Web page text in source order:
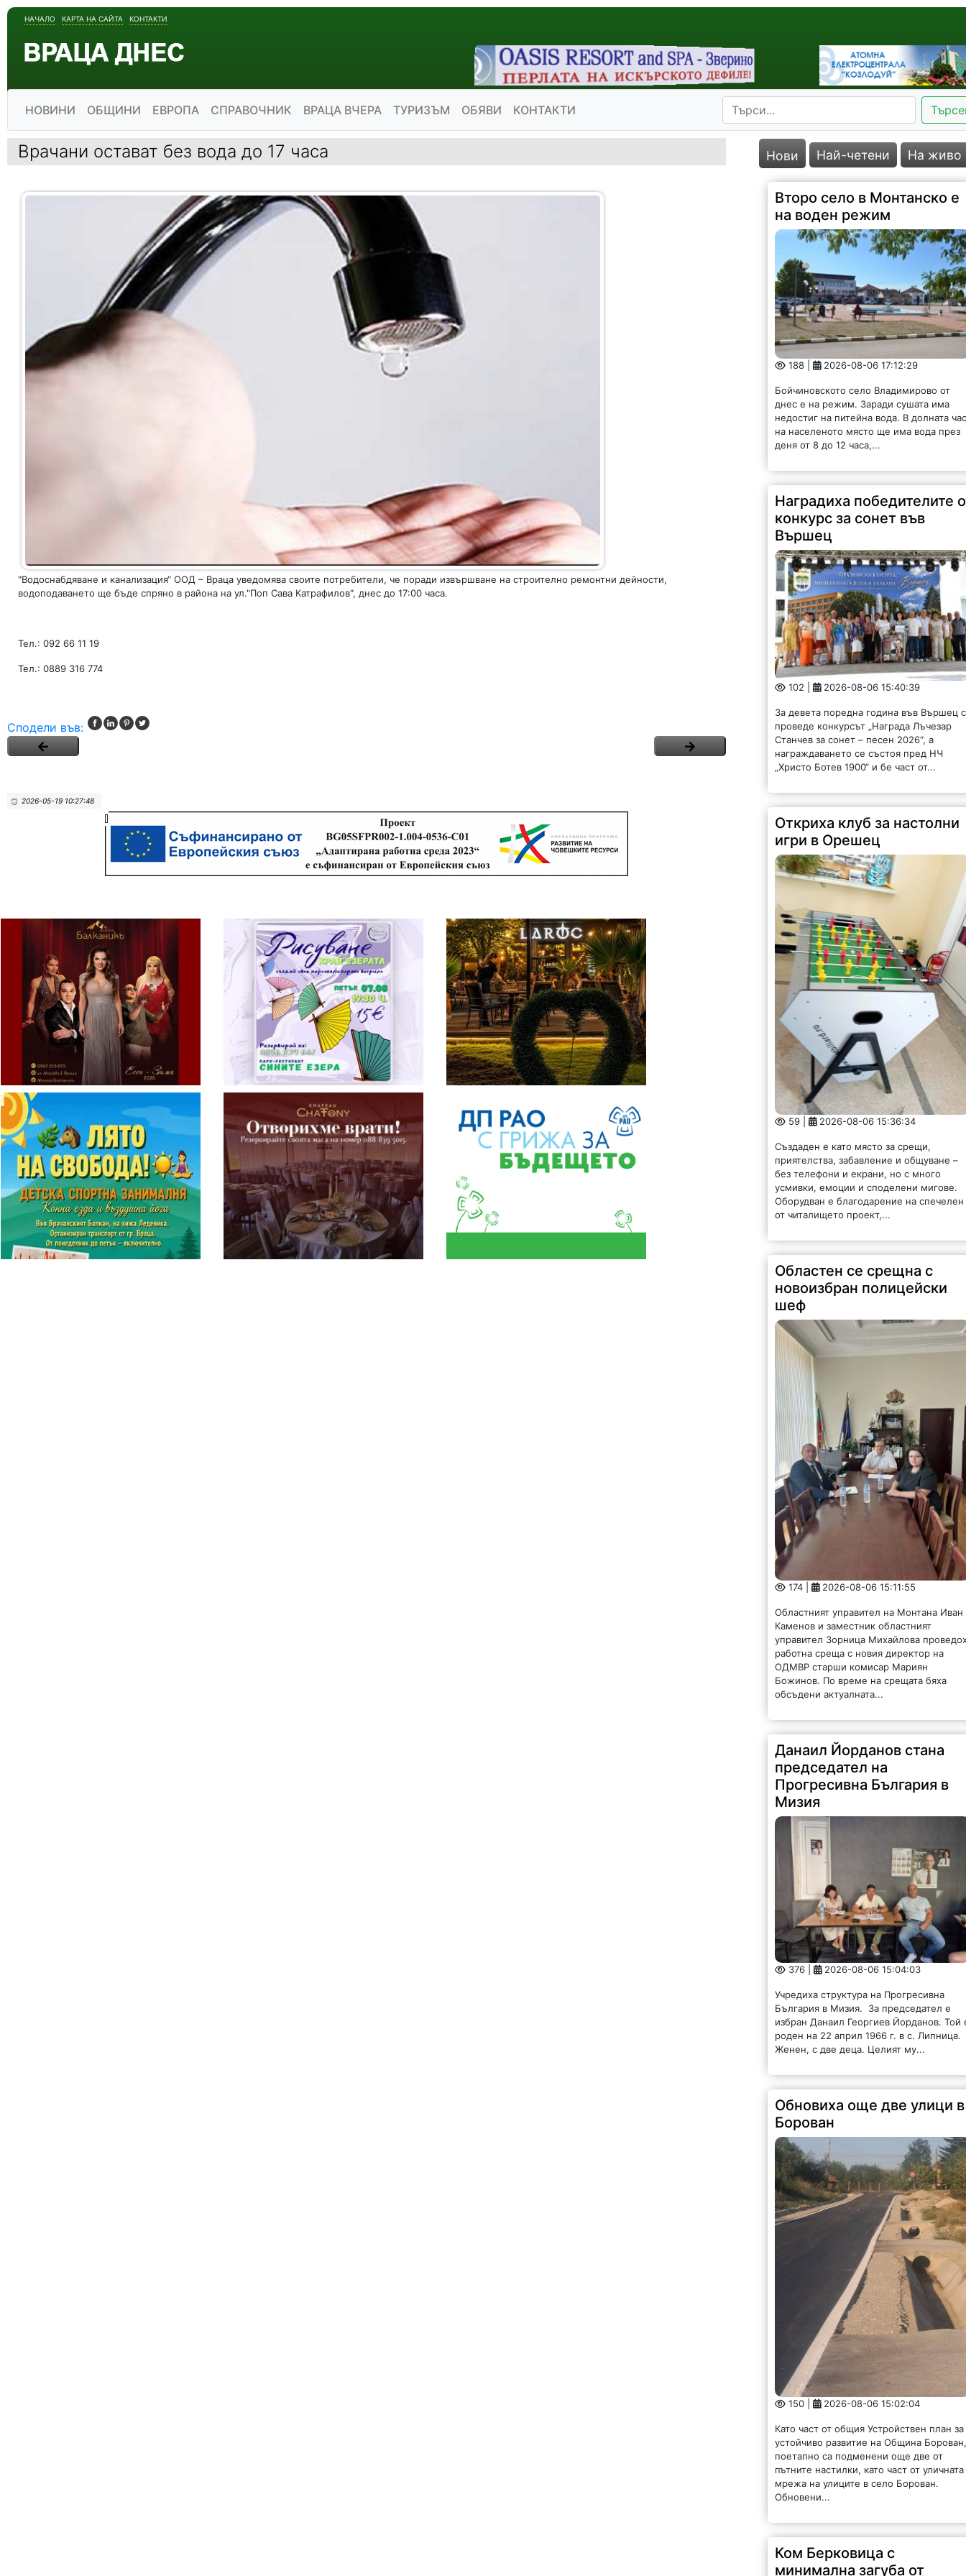
НАЧАЛО КАРТА НА САЙТА КОНТАКТИ
НОВИНИ ОБЩИНИ ЕВРОПА СПРАВОЧНИК ВРАЦА ВЧЕРА ТУРИЗЪМ ОБЯВИ КОНТАКТИ
Врачани остават без вода до 17 часа
"Водоснабдяване и канализация“ ООД – Враца уведомява своите потребители, че поради извършване на строително ремонтни дейности,
водоподаването ще бъде спряно в района на ул."Поп Сава Катрафилов", днес до 17:00 часа.
Тел.: 092 66 11 19
Тел.: 0889 316 774
Сподели във:
2026-05-19 10:27:48
Нови Най-четени На живо
Второ село в Монтанско е
на воден режим
188 | 2026-08-06 17:12:29
Бойчиновското село Владимирово от
днес е на режим. Заради сушата има
недостиг на питейна вода. В долната
на населеното място ще има вода през
деня от 8 до 12 часа,...
Наградиха победителите
конкурс за сонет във
Вършец
102 | 2026-08-06 15:40:39
За девета поредна година във Вършец
проведе конкурсът „Награда Лъчезар
Станчев за сонет – песен 2026“, а
награждаването се състоя пред НЧ
„Христо Ботев 1900“ и бе част от...
Откриха клуб за настолни
игри в Орешец
59 | 2026-08-06 15:36:34
Създаден е като място за срещи,
приятелства, забавление и общуване –
без телефони и екрани, но с много
усмивки, емоции и споделени мигове.
Оборудван е благодарение на спечелен
от читалището проект,...
Областен се срещна с
новоизбран полицейски
шеф
174 | 2026-08-06 15:11:55
Областният управител на Монтана Иван
Каменов и заместник областният
управител Зорница Михайлова
работна среща с новия директор на
ОДМВР старши комисар Мариян
Божинов. По време на срещата бяха
обсъдени актуалната...
Данаил Йорданов стана
председател на
Прогресивна България в
Мизия
376 | 2026-08-06 15:04:03
Учредиха структура на Прогресивна
България в Мизия. За председател е
избран Данаил Георгиев Йорданов. Той
роден на 22 април 1966 г. в с. Липница.
Женен, с две деца. Целият му...
Обновиха още две улици в
Борован
150 | 2026-08-06 15:02:04
Като част от общия Устройствен план за
устойчиво развитие на Община
поетапно са подменени още две от
пътните настилки, като част от уличната
мрежа на улиците в село Борован.
Обновени...
Ком Берковица с
минимална загуба от